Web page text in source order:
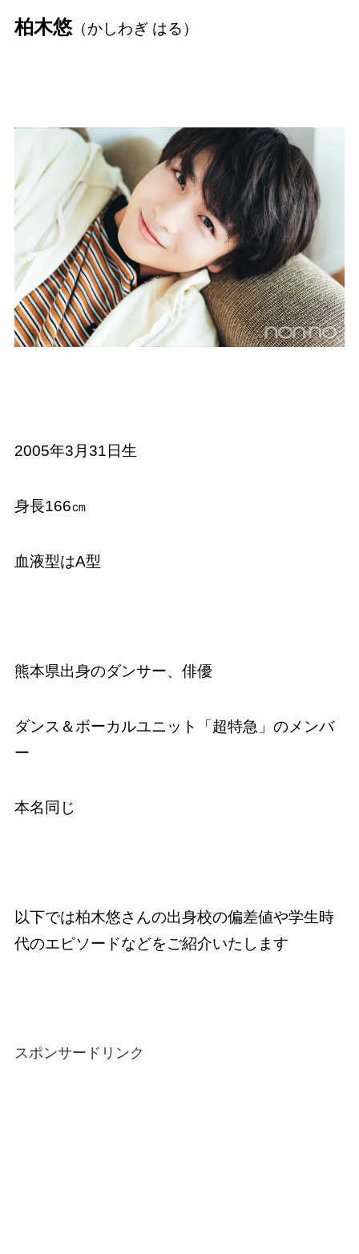
柏木悠（かしわぎ はる）
2005年3月31日生
身長166㎝
血液型はA型
熊本県出身のダンサー、俳優
ダンス＆ボーカルユニット「超特急」のメンバ
ー
本名同じ
以下では柏木悠さんの出身校の偏差値や学生時
代のエピソードなどをご紹介いたします
スポンサードリンク